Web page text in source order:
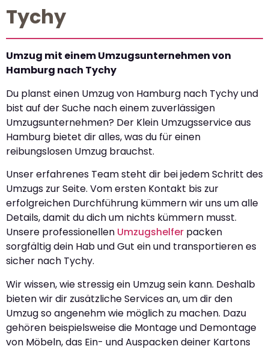
Tychy
Umzug mit einem Umzugsunternehmen von
Hamburg nach Tychy
Du planst einen Umzug von Hamburg nach Tychy und
bist auf der Suche nach einem zuverlässigen
Umzugsunternehmen? Der Klein Umzugsservice aus
Hamburg bietet dir alles, was du für einen
reibungslosen Umzug brauchst.
Unser erfahrenes Team steht dir bei jedem Schritt des
Umzugs zur Seite. Vom ersten Kontakt bis zur
erfolgreichen Durchführung kümmern wir uns um alle
Details, damit du dich um nichts kümmern musst.
Unsere professionellen Umzugshelfer packen
sorgfältig dein Hab und Gut ein und transportieren es
sicher nach Tychy.
Wir wissen, wie stressig ein Umzug sein kann. Deshalb
bieten wir dir zusätzliche Services an, um dir den
Umzug so angenehm wie möglich zu machen. Dazu
gehören beispielsweise die Montage und Demontage
von Möbeln, das Ein- und Auspacken deiner Kartons